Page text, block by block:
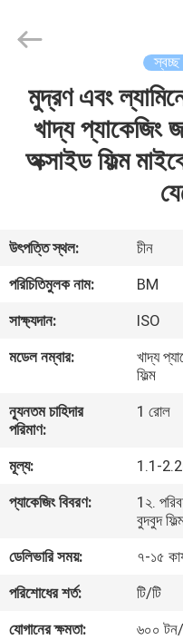
বাড়ি
পণ্য
আমাদের
কারখানা
পরিদর্শন
গুণমান
নিয়ন্ত্রণ
আমাদের
যোগাযোগ
Exporting
Reserved.
স্বচ্ছ
মুদ্রণ এবং
খাদ্য প্যাকেজিং
অক্সাইড ফিল্ম
উৎপত্তি স্থল:
চীন
পরিচিতিমুলক নাম:
BM
সাক্ষ্যদান:
ISO
মডেল নম্বার:
খাদ্য
ফিল্ম
ন্যূনতম চাহিদার
পরিমাণ:
1 রোল
মূল্য:
1.1-
প্যাকেজিং বিবরণ:
1২.
বুদবুদ
ডেলিভারি সময়:
৭-১৫
পরিশোধের শর্ত:
টি/টি
যোগানের ক্ষমতা:
৬০০